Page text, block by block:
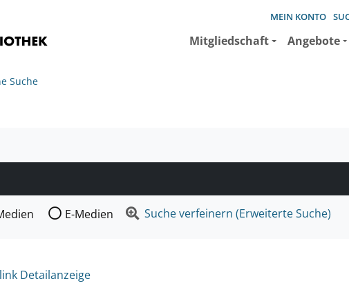
MEIN KONTO
Mitgliedschaft Angebote
Suche
nach der Sie suchen wollen.
E-Medien Suche verfeinern (Erweiterte Suche)
Detailanzeige